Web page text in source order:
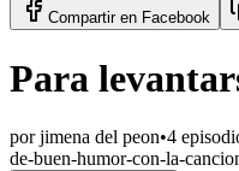
Compartir en Facebook
Para
porjimena del peon•4
de-buen-humor-con-la-